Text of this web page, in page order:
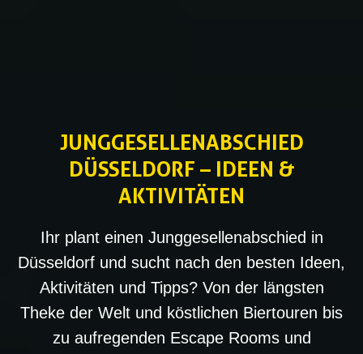
JUNGGESELLENABSCHIED
DÜSSELDORF – IDEEN &
AKTIVITÄTEN
Ihr plant einen Junggesellenabschied in
Düsseldorf und sucht nach den besten Ideen,
Aktivitäten und Tipps? Von der längsten
Theke der Welt und köstlichen Biertouren bis
zu aufregenden Escape Rooms und